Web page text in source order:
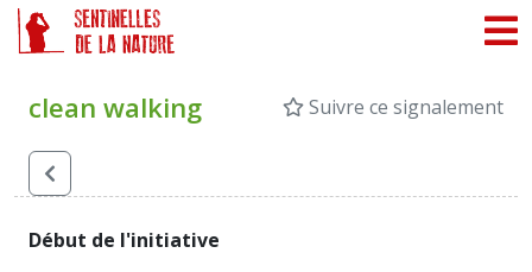
clean walking Suivre ce signalement
Début de l'initiative
Panneau de gestion des cookies